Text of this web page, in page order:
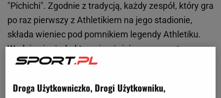
"Pichichi". Zgodnie z tradycją, każdy zespół, który gra
po raz pierwszy z Athletikiem na jego stadionie,
składa wieniec pod pomnikiem legendy Athletiku.
Wydaje się, że był to najważniejszy moment,
włączając tę sytuację do pierwszej połowy
inaugurację fazy ligowejLigi Mistrzów.
Droga Użytkowniczko, Drogi Użytkowniku,